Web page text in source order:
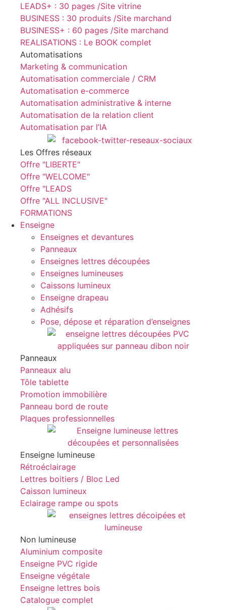
LEADS+ : 30 pages /Site vitrine
BUSINESS : 30 produits /Site marchand
BUSINESS+ : 60 pages /Site marchand
REALISATIONS : Le BOOK complet
Automatisations
Marketing & communication
Automatisation commerciale / CRM
Automatisation e-commerce
Automatisation administrative & interne
Automatisation de la relation client
Automatisation par l’IA
Les Offres réseaux
Offre "LIBERTE"
Offre "WELCOME"
Offre "LEADS
Offre "ALL INCLUSIVE"
FORMATIONS
Enseigne
Enseignes et devantures
Panneaux
Enseignes lettres découpées
Enseignes lumineuses
Caissons lumineux
Enseigne drapeau
Adhésifs
Pose, dépose et réparation d’enseignes
Panneaux
Panneaux alu
Tôle tablette
Promotion immobilière
Panneau bord de route
Plaques professionnelles
Enseigne lumineuse
Rétroéclairage
Lettres boitiers / Bloc Led
Caisson lumineux
Eclairage rampe ou spots
Non lumineuse
Aluminium composite
Enseigne PVC rigide
Enseigne végétale
Enseigne lettres bois
Catalogue complet